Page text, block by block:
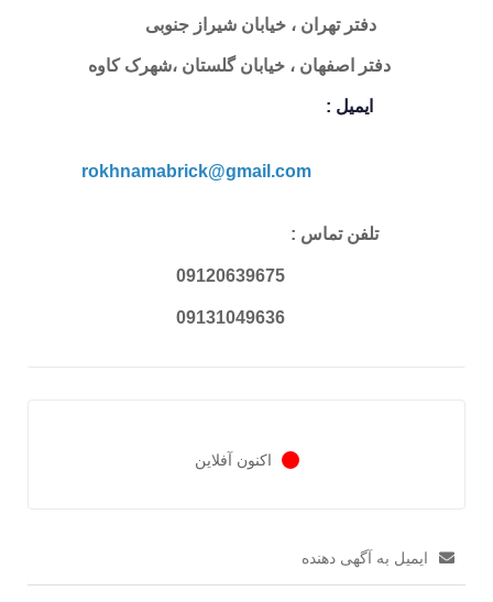
دفتر تهران ، خیابان شیراز جنوبی
دفتر اصفهان ، خیابان گلستان ،شهرک کاوه
ایمیل :
rokhnamabrick@gmail.com
تلفن تماس :
اکنون آفلاین
ایمیل به آگهی دهنده